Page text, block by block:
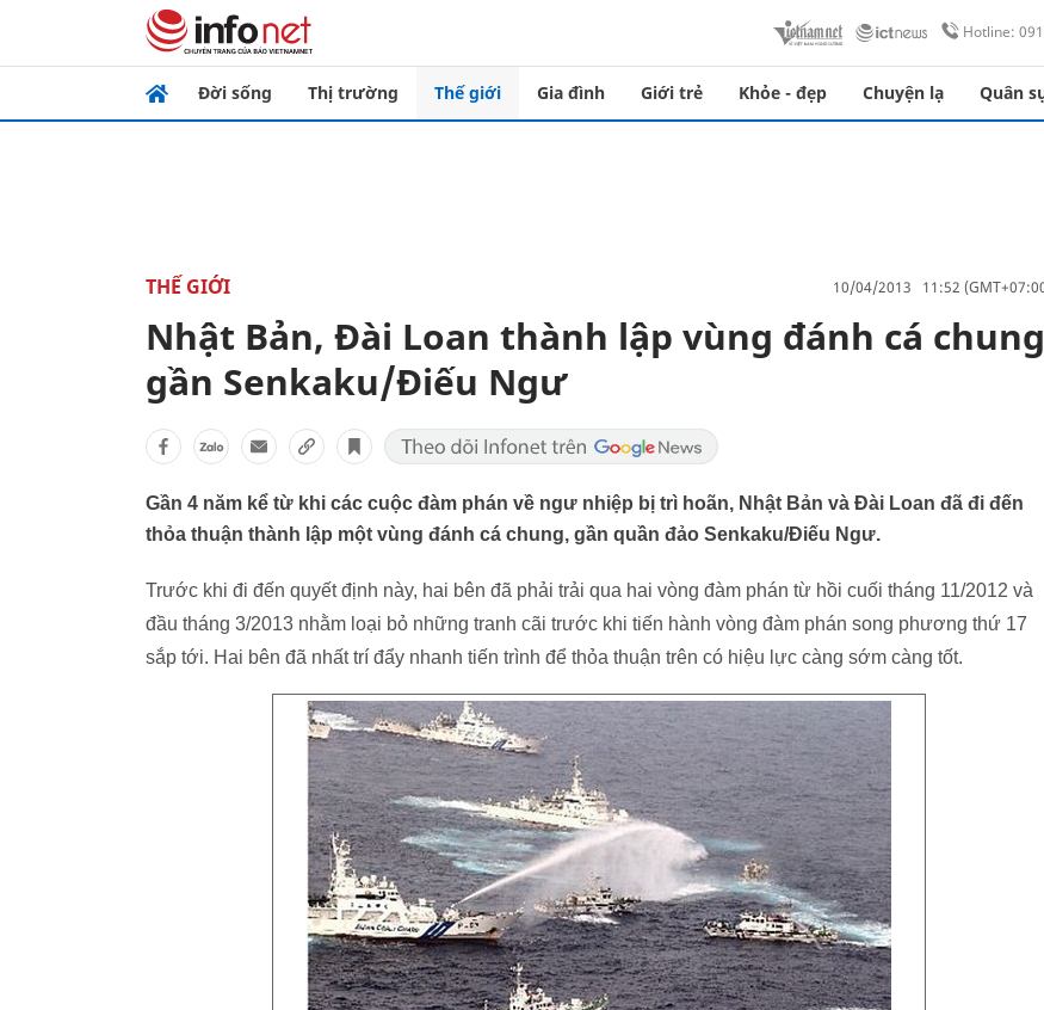
Hotline:
Đời sống Thị trường Thế giới Gia đình Giới trẻ Khỏe - đẹp Chuyện lạ Quân
THẾ GIỚI 10/04/2013 11:52
Nhật Bản, Đài Loan thành lập vùng đánh cá chung
gần Senkaku/Điếu Ngư
Gần 4 năm kể từ khi các cuộc đàm phán về ngư nhiệp bị trì hoãn, Nhật Bản và Đài Loan đã đi đến
thỏa thuận thành lập một vùng đánh cá chung, gần quần đảo Senkaku/Điếu Ngư.
Trước khi đi đến quyết định này, hai bên đã phải trải qua hai vòng đàm phán từ hồi cuối tháng 11/2012 và
đầu tháng 3/2013 nhằm loại bỏ những tranh cãi trước khi tiến hành vòng đàm phán song phương thứ 17
sắp tới. Hai bên đã nhất trí đẩy nhanh tiến trình để thỏa thuận trên có hiệu lực càng sớm càng tốt.